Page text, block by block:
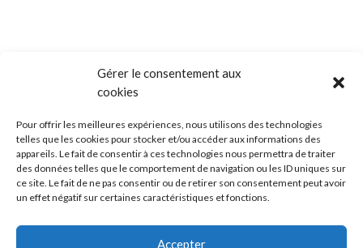
Gérer le consentement aux
cookies
Pour offrir les meilleures expériences, nous utilisons des technologies
telles que les cookies pour stocker et/ou accéder aux informations des
appareils. Le fait de consentir à ces technologies nous permettra de traiter
des données telles que le comportement de navigation ou les ID uniques sur
ce site. Le fait de ne pas consentir ou de retirer son consentement peut avoir
un effet négatif sur certaines caractéristiques et fonctions.
Accepter
Suivez moi sur les réseaux sociaux